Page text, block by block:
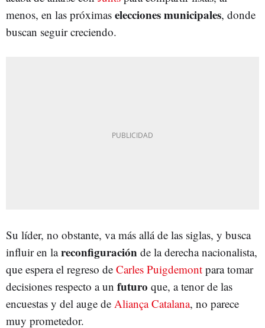
menos, en las próximas elecciones municipales, donde
buscan seguir creciendo.
Su líder, no obstante, va más allá de las siglas, y busca
influir en lareconfiguración de la derecha nacionalista,
que espera el regreso de Carles Puigdemont para tomar
decisiones respecto a un futuro que, a tenor de las
encuestas y del auge de Aliança Catalana, no parece
muy prometedor.